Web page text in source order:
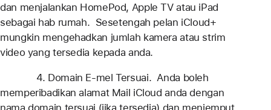
dan menjalankan HomePod, Apple TV atau iPad
sebagai hab rumah. Sesetengah pelan iCloud+
mungkin mengehadkan jumlah kamera atau strim
video yang tersedia kepada anda.
4. Domain E-mel Tersuai. Anda boleh
memperibadikan alamat Mail iCloud anda dengan
nama domain tersuai (jika tersedia) dan menjemput